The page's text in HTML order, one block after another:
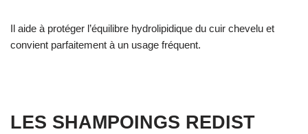
Il aide à protéger l’équilibre hydrolipidique du cuir chevelu et
convient parfaitement à un usage fréquent.
LES SHAMPOINGS REDIST